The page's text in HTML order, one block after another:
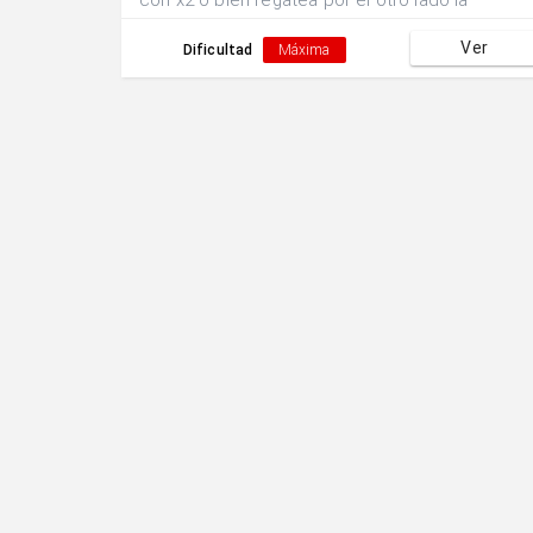
a puerta.Dificultad Máxima Ver